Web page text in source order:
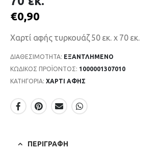
€0,90
Χαρτί αφής τυρκουάζ 50 εκ. x 70 εκ.
ΔΙΑΘΕΣΙΜΌΤΗΤΑ: ΕΞΑΝΤΛΗΜΈΝΟ
ΚΩΔΙΚΌΣ ΠΡΟΪΌΝΤΟΣ: 1000001307010
ΚΑΤΗΓΟΡΊΑ: ΧΑΡΤΙ ΑΦΗΣ
ΠΕΡΙΓΡΑΦΉ